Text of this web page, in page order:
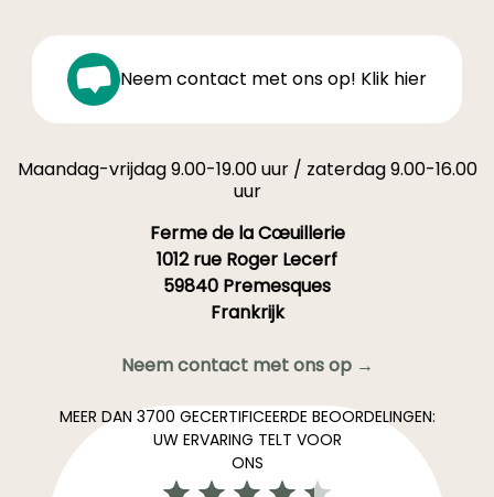
Neem contact met ons op! Klik hier
Maandag-vrijdag 9.00-19.00 uur / zaterdag 9.00-16.00
uur
Ferme de la Cœuillerie
1012 rue Roger Lecerf
59840 Premesques
Frankrijk
Neem contact met ons op →
MEER DAN 3700 GECERTIFICEERDE BEOORDELINGEN:
UW ERVARING TELT VOOR
ONS